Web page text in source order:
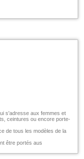
s'adresse aux femmes et
ceintures ou encore porte-
de tous les modèles de la
être portés aus